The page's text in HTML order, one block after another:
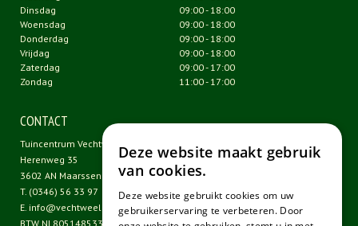
Dinsdag
09:00 - 18:00
Woensdag
09:00 - 18:00
Donderdag
09:00 - 18:00
Vrijdag
09:00 - 18:00
Zaterdag
09:00 - 17:00
Zondag
11:00 - 17:00
CONTACT
Tuincentrum Vechtweelde
Herenweg 35
3602 AN Maarssen
T. (0346) 56 33 97
E. info@vechtweelde.nl
BTW NL805148533B01
Deze website maakt gebruik
van cookies.
Deze website gebruikt cookies om uw
gebruikerservaring te verbeteren. Door